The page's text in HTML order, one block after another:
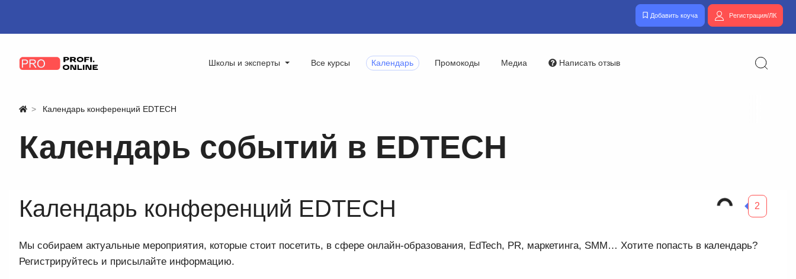
Добавить коуча Регистрация/ЛК
Школы и эксперты Все курсы Календарь Промокоды Медиа Написать отзыв
Календарь конференций EDTECH
Календарь событий в EDTECH
Календарь конференций EDTECH 2
Мы собираем актуальные мероприятия, которые стоит посетить, в сфере онлайн-образования, EdTech, PR, маркетинга, SMM… Хотите попасть в календарь?
Регистрируйтесь и присылайте информацию.